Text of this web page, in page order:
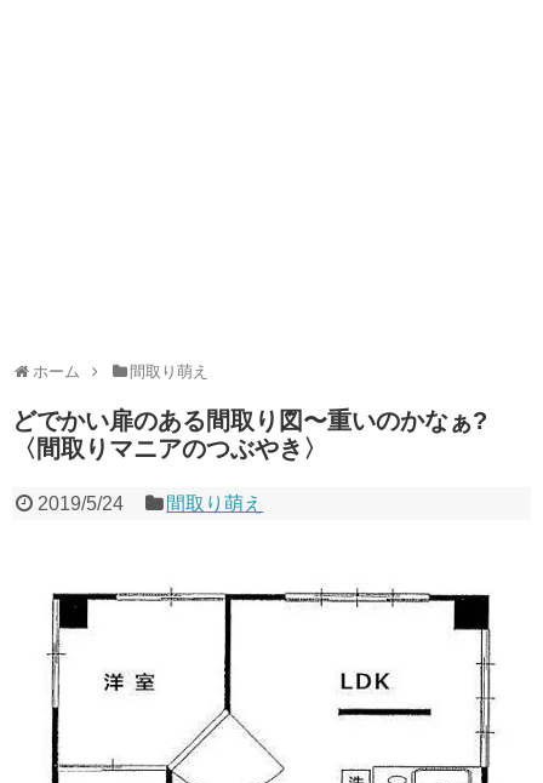
ホーム 間取り萌え
どでかい扉のある間取り図〜重いのかなぁ?
〈間取りマニアのつぶやき〉
2019/5/24 間取り萌え